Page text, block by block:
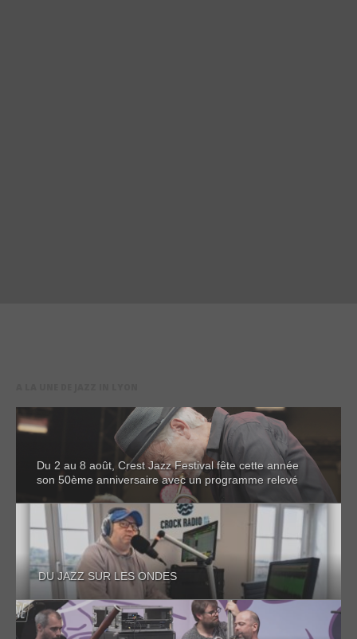
Du 2 au 8 août, Crest Jazz Festival fête cette année
son 50ème anniversaire avec un programme relevé
DU JAZZ SUR LES ONDES